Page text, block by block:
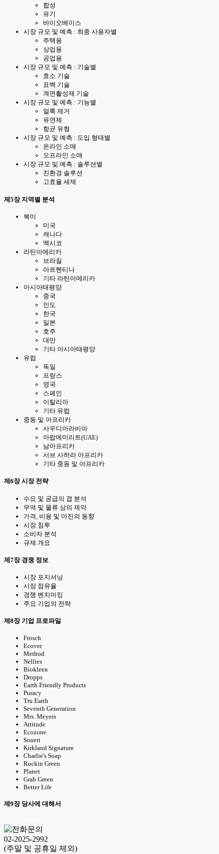
합성
유기
바이오베이스
시장 규모 및 예측 : 최종 사용자별
주택용
상업용
공업용
시장 규모 및 예측 : 기술별
효소 기술
표백 기술
계면활성제 기술
시장 규모 및 예측 : 기능별
얼룩 제거
유연제
항균 유형
시장 규모 및 예측 : 도입 형태별
온라인 소매
오프라인 소매
시장 규모 및 예측 : 솔루션별
친환경 솔루션
고효율 세제
제5장 지역별 분석
북미
미국
캐나다
멕시코
라틴아메리카
브라질
아르헨티나
기타 라틴아메리카
아시아태평양
중국
인도
한국
일본
호주
대만
기타 아시아태평양
유럽
독일
프랑스
영국
스페인
이탈리아
기타 유럽
중동 및 아프리카
사우디아라비아
아랍에미리트(UAE)
남아프리카
서브 사하라 아프리카
기타 중동 및 아프리카
제6장 시장 전략
수요 및 공급의 갭 분석
무역 및 물류 상의 제약
가격, 비용 및 마진의 동향
시장 침투
소비자 분석
규제 개요
제7장 경쟁 정보
시장 포지셔닝
시장 점유율
경쟁 벤치마킹
주요 기업의 전략
제8장 기업 프로파일
Frosch
Ecover
Method
Nellies
Biokleen
Dropps
Earth Friendly Products
Puracy
Tru Earth
Seventh Generation
Mrs. Meyers
Attitude
Ecozone
Sonett
Kirkland Signature
Charlie's Soap
Rockin Green
Planet
Grab Green
Better Life
제9장 당사에 대해서
02-2025-2992
(주말 및 공휴일 제외)